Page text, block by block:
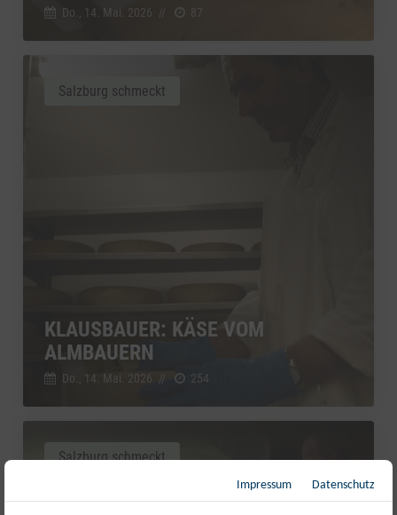
Do., 14. Mai. 2026 // 87
KLAUSBAUER: KÄSE VOM
ALMBAUERN
Do., 14. Mai. 2026 // 254
Salzburg schmeckt
Salzburg schmeckt
Impressum Datenschutz